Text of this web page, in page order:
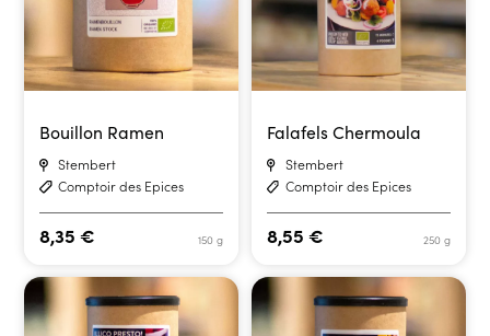
Bouillon Ramen
Stembert
Comptoir des Epices
150 g
8,35€
Falafels Chermoula
Stembert
Comptoir des Epices
250 g
8,55 €